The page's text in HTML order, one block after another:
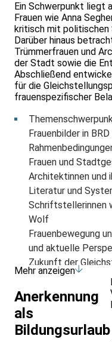
Ein Schwerpunkt liegt
Frauen wie Anna
kritisch mit politischen
Darüber hinaus
Trümmerfrauen und
der Stadt sowie die
Abschließend
für die
frauenspezifischer
Frauenbilder in
Frauen und
Architektinnen und
Literatur und
Schriftstellerinnen
Wolf
Frauenbewegung
und aktuelle
Zukunft der
Vernetzung für
Mehr anzeigen
Anerkennung
als
Bildungsurlaub